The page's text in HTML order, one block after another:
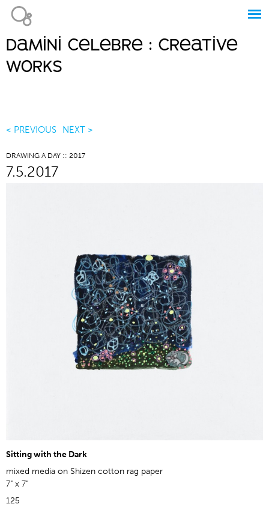
Main
menu
damini celebre : creative
works
< PREVIOUS NEXT >
DRAWING A DAY :: 2017
7.5.2017
Sitting with the Dark
mixed media on Shizen cotton rag paper
7" x 7"
125